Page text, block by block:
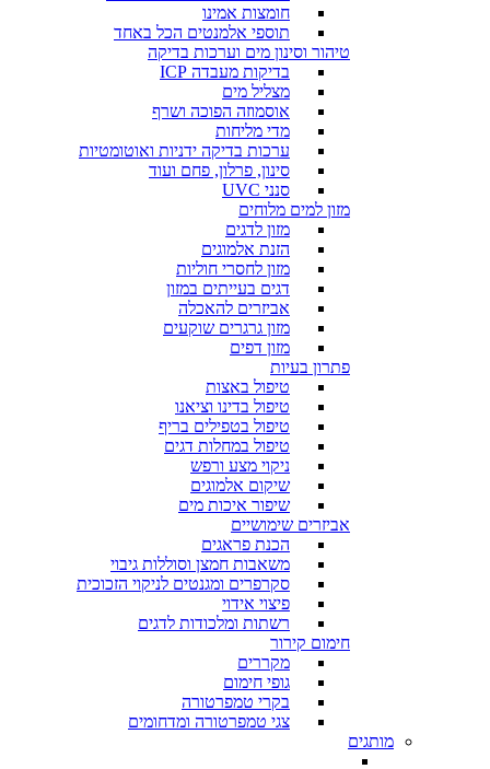
חומצות אמינו
תוספי אלמנטים הכל באחד
טיהור וסינון מים וערכות בדיקה
בדיקות מעבדה ICP
מצליל מים
אוסמוזה הפוכה ושרף
מדי מליחות
ערכות בדיקה ידניות ואוטומטיות
סינון, פרלון, פחם ועוד
סנני UVC
מזון למים מלוחים
מזון לדגים
הזנת אלמוגים
מזון לחסרי חוליות
דגים בעייתים במזון
אביזרים להאכלה
מזון גרגרים שוקעים
מזון דפים
פתרון בעיות
טיפול באצות
טיפול בדינו וציאנו
טיפול בטפילים בריף
טיפול במחלות דגים
ניקוי מצע ורפש
שיקום אלמוגים
שיפור איכות מים
אביזרים שימושיים
הכנת פראגים
משאבות חמצן וסוללות גיבוי
סקרפרים ומגנטים לניקוי הזכוכית
פיצוי אידוי
רשתות ומלכודות לדגים
חימום קירור
מקררים
גופי חימום
בקרי טמפרטורה
צגי טמפרטורה ומדחומים
מותגים